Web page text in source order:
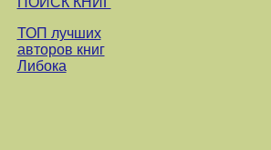
ТОП лучших
авторов книг
Либока